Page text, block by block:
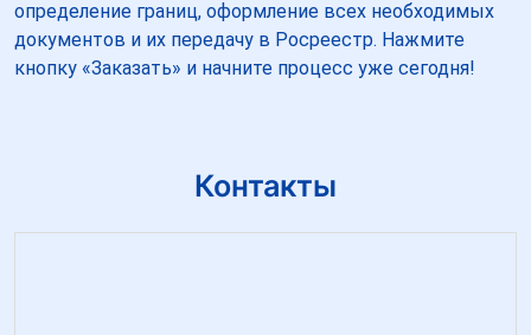
определение границ, оформление всех необходимых
документов и их передачу в Росреестр. Нажмите
кнопку «Заказать» и начните процесс уже сегодня!
Контакты